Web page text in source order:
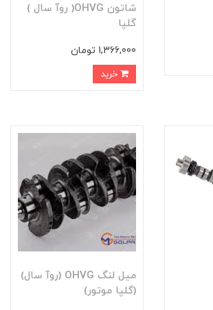
شاتون OHVG( روآ سال )
گلپا
1,366,000 تومان
ميل لنگ OHVG (روآ سال)
(گلپا موتور)